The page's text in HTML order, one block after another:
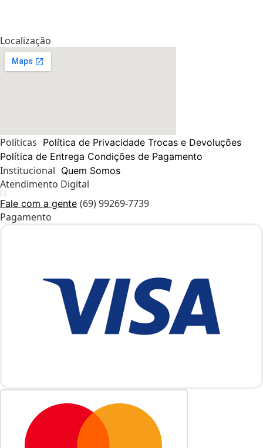
Localização
Políticas Política de Privacidade Trocas e Devoluções
Política de Entrega Condições de Pagamento
Institucional Quem Somos
Atendimento Digital
Fale com a gente (69) 99269-7739
Pagamento